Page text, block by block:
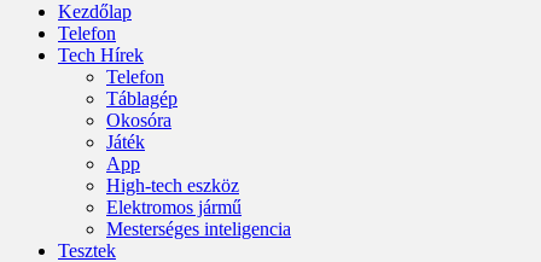
Kezdőlap
Telefon
Tech Hírek
Telefon
Táblagép
Okosóra
Játék
App
High-tech eszköz
Elektromos jármű
Mesterséges inteligencia
Tesztek